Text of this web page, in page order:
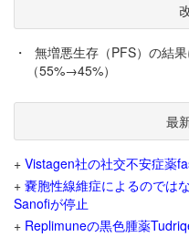
・
無増悪生存（PFS）の結
（55%→45%）
最
+ Vistagen社の社交不安症薬
+ 嚢胞性線維症によるのでは
Sanofiが停止
+ Replimuneの黒色腫薬